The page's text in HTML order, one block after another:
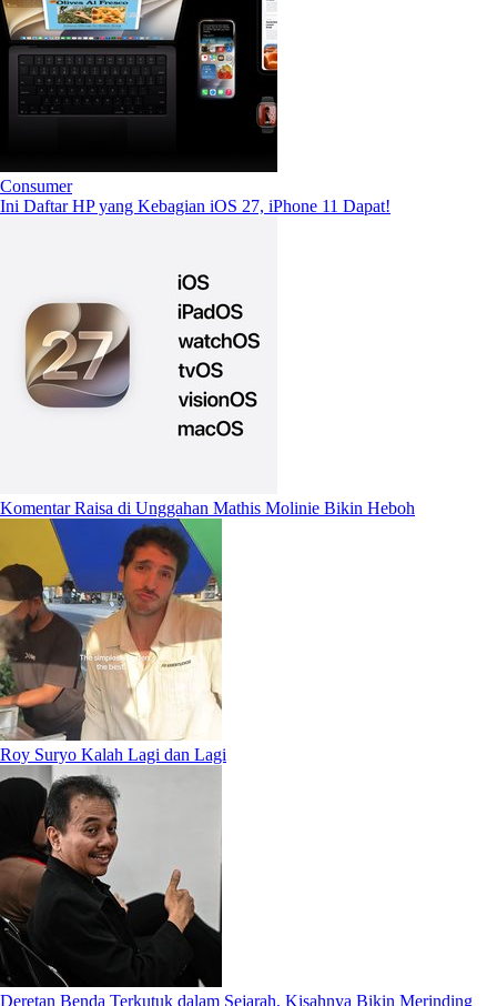
Consumer
Ini Daftar HP yang Kebagian iOS 27, iPhone 11 Dapat!
Komentar Raisa di Unggahan Mathis Molinie Bikin Heboh
Roy Suryo Kalah Lagi dan Lagi
Deretan Benda Terkutuk dalam Sejarah, Kisahnya Bikin Merinding